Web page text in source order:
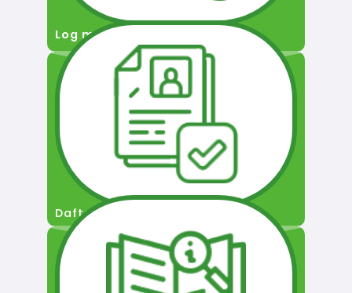
Log masuk
Daftar Pengguna